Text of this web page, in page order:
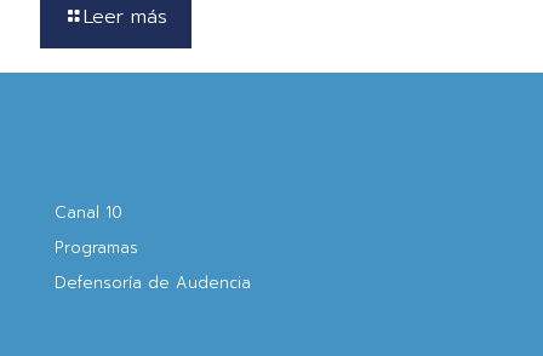
Leer más
Canal 10
Programas
Defensoría de Audencia